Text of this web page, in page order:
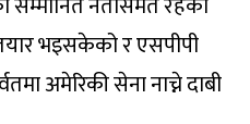
भइसकेको र एसपीपी
अमेरिकी सेना नाच्ने दाबी